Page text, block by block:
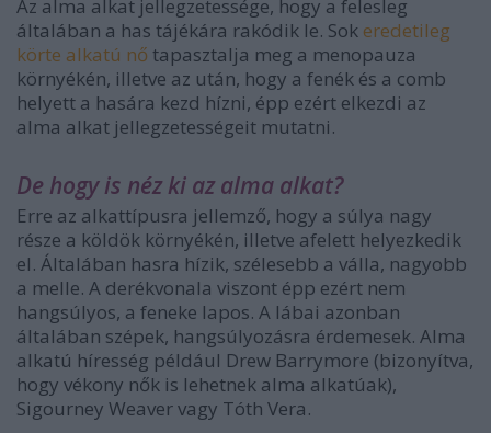
Az alma alkat jellegzetessége, hogy a felesleg
általában a has tájékára rakódik le. Sok eredetileg
körte alkatú nő tapasztalja meg a menopauza
környékén, illetve az után, hogy a fenék és a comb
helyett a hasára kezd hízni, épp ezért elkezdi az
alma alkat jellegzetességeit mutatni.
De hogy is néz ki az alma alkat?
Erre az alkattípusra jellemző, hogy a súlya nagy
része a köldök környékén, illetve afelett helyezkedik
el. Általában hasra hízik, szélesebb a válla, nagyobb
a melle. A derékvonala viszont épp ezért nem
hangsúlyos, a feneke lapos. A lábai azonban
általában szépek, hangsúlyozásra érdemesek. Alma
alkatú híresség például Drew Barrymore (bizonyítva,
hogy vékony nők is lehetnek alma alkatúak),
Sigourney Weaver vagy Tóth Vera.